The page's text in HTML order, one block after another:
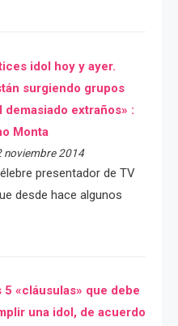
idol hoy y ayer.
surgiendo grupos
demasiado extraños» :
Monta
noviembre 2014
presentador de TV
desde hace algunos
5 «cláusulas» que debe
una idol, de acuerdo